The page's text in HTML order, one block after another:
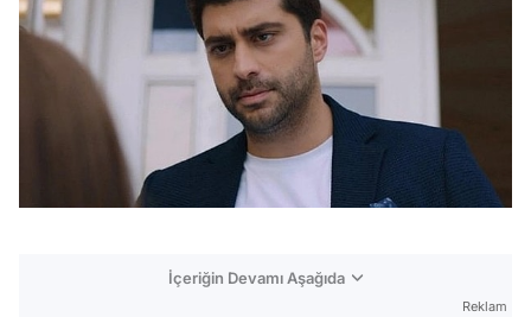
İçeriğin Devamı Aşağıda
Reklam